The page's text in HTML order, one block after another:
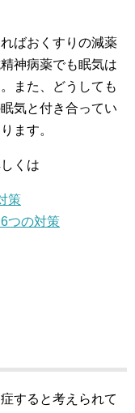
ばおくすりの減薬
神病薬でも眠気は
また、どうしても
気と付き合ってい
ます。
くは
策
つの対策
すると考えられて